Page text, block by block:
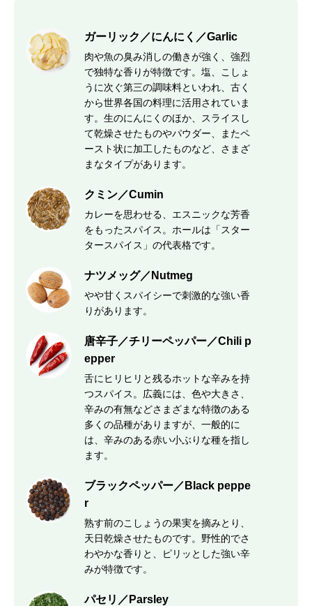
ガーリック／にんにく／Garlic
肉や魚の臭み消しの働きが強く、強烈
で独特な香りが特徴です。塩、こしょ
うに次ぐ第三の調味料といわれ、古く
から世界各国の料理に活用されていま
す。生のにんにくのほか、スライスし
て乾燥させたものやパウダー、またペ
ースト状に加工したものなど、さまざ
まなタイプがあります。
クミン／Cumin
カレーを思わせる、エスニックな芳香
をもったスパイス。ホールは「スター
タースパイス」の代表格です。
ナツメッグ／Nutmeg
やや甘くスパイシーで刺激的な強い香
りがあります。
唐辛子／チリーペッパー／Chili p
epper
舌にヒリヒリと残るホットな辛みを持
つスパイス。広義には、色や大きさ、
辛みの有無などさまざまな特徴のある
多くの品種がありますが、一般的に
は、辛みのある赤い小ぶりな種を指し
ます。
ブラックペッパー／Black peppe
r
熟す前のこしょうの果実を摘みとり、
天日乾燥させたものです。野性的でさ
わやかな香りと、ピリッとした強い辛
みが特徴です。
パセリ／Parsley